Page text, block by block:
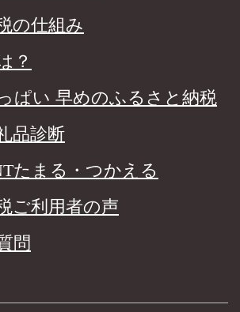
の仕組み
？
ぱい 早めのふるさと納税
品診断
たまる・つかえる
ご利用者の声
問